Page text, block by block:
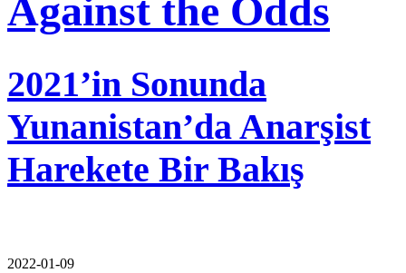
Against the Odds
2021’in Sonunda
Yunanistan’da Anarşist
Harekete Bir Bakış
2022-01-09